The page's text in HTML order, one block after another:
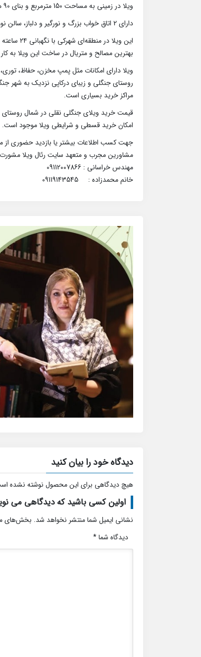
ویلا در زمینی به مساحت 150 مترمربع و بنای 90 مترمربع به صورت همکف احداث گردید.
دارای 2 اتاق خواب بزرگ و نورگیر و دلباز، سالن نورگیر با پنجره‌های دوجداره، آشپزخانه با کابینت‌های MDF.
این ویلا در منطقه‌ای شهرکی با نگهبانی ۲۴ ساعته واقع و دسترسی آسان به جاده اصلی، مراکز خرید و تفریحی و گردشگری دارد.
بهترین مصالح و متریال در ساخت این ویلا به
ویلا دارای امکانات مثل پمپ مخزن، حفاظ،
روستای جنگلی و زیبای درکاپی نزدیک به شهر
مراکز خرید بسیاری است.
قیمت خرید ویلای جنگلی نقلی در شمال روستای درکاپی: 2 میلیارد و 800
امکان خرید قسطی و شرایطی ویلا موجود است.
جهت کسب اطلاعات بیشتر یا بازدید حضوری از
مشاورین مجرب و متعهد سایت رئال ویلا
مهندس خراسانی : 09112007866
خانم محمدزاده : 09119143545
دیدگاه خود را بیان کنید
هیچ دیدگاهی برای این محصول نوشته نشده
اولین کسی باشید که دیدگاهی می
نشانی ایمیل شما منتشر نخواهد شد. بخش‌های
دیدگاه شما*